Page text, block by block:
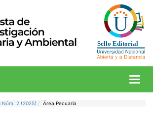
Núm. 2 (2025) Área Pecuaria